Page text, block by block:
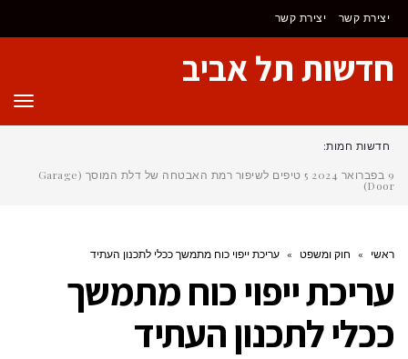
יצירת קשר יצירת קשר
חדשות תל אביב
חדשות חמות:
9 בפברואר 2024
5 טיפים לשיפור רמת האבטחה של דלת המוסך (Garage
Door)
ראשי » חוק ומשפט » עריכת ייפוי כוח מתמשך ככלי לתכנון העתיד
עריכת ייפוי כוח מתמשך
ככלי לתכנון העתיד